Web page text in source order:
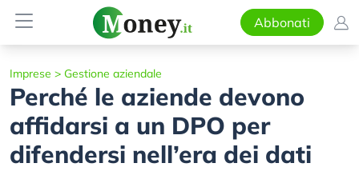
Abbonati
Imprese > Gestione aziendale
Perché le aziende devono
affidarsi a un DPO per
difendersi nell’era dei dati